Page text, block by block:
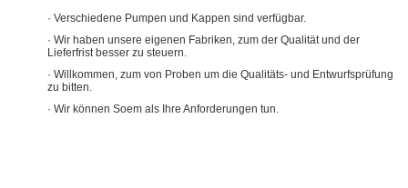
· Verschiedene Pumpen und Kappen sind verfügbar.
· Wir haben unsere eigenen Fabriken, zum der Qualität und der
Lieferfrist besser zu steuern.
· Willkommen, zum von Proben um die Qualitäts- und Entwurfsprüfung
zu bitten.
· Wir können Soem als Ihre Anforderungen tun.